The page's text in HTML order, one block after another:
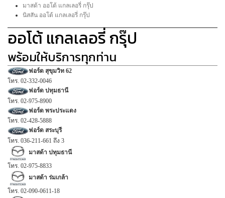
มาสด้า ออโต้ แกลเลอรี่ กรุ๊ป
นิสสัน ออโต้ แกลเลอรี่ กรุ๊ป
ออโต้ แกลเลอรี่ กรุ๊ป
พร้อมให้บริการทุกท่าน
ฟอร์ด สุขุมวิท 62
โทร. 02-332-0046
ฟอร์ด ปทุมธานี
โทร. 02-975-8900
ฟอร์ด พระประแดง
โทร. 02-428-5888
ฟอร์ด สระบุรี
โทร. 036-211-661 ถึง 3
มาสด้า ปทุมธานี
โทร. 02-975-8833
มาสด้า ร่มเกล้า
โทร. 02-090-0611-18